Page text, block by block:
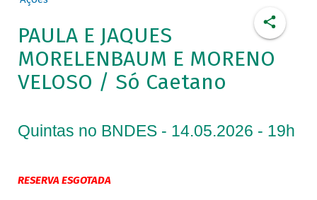
PAULA E JAQUES
MORELENBAUM E MORENO
VELOSO / Só Caetano
Quintas no BNDES - 14.05.2026 - 19h
RESERVA ESGOTADA